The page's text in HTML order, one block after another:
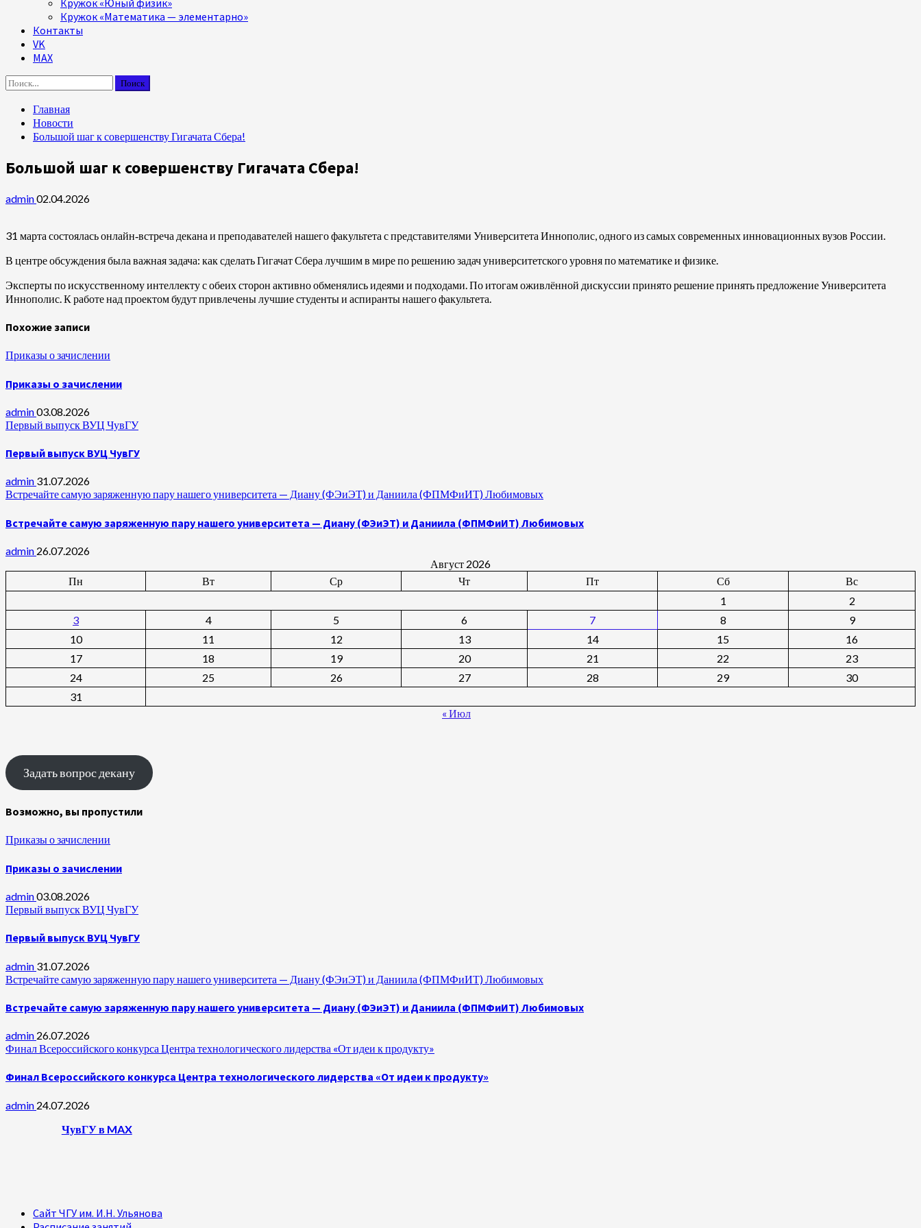
Кружок «Юный физик»
Кружок «Математика — элементарно»
Контакты
VK
MAX
Найти:
Главная
Новости
Большой шаг к совершенству Гигачата Сбера!
Большой шаг к совершенству Гигачата Сбера!
admin02.04.2026
31 марта состоялась онлайн‑встреча декана и преподавателей нашего факультета с представителями Университета Иннополис, одного из самых современных инновационных вузов России.
В центре обсуждения была важная задача: как сделать Гигачат Сбера лучшим в мире по решению задач университетского уровня по математике и физике.
Эксперты по искусственному интеллекту с обеих сторон активно обменялись идеями и подходами. По итогам оживлённой дискуссии принято решение принять предложение Университета
Иннополис. К работе над проектом будут привлечены лучшие студенты и аспиранты нашего факультета.
Похожие записи
Приказы о зачислении
Приказы о зачислении
admin03.08.2026
Первый выпуск ВУЦ ЧувГУ
Первый выпуск ВУЦ ЧувГУ
admin 31.07.2026
Встречайте самую заряженную пару нашего университета — Диану (ФЭиЭТ) и Даниила (ФПМФиИТ) Любимовых
Встречайте самую заряженную пару нашего университета — Диану (ФЭиЭТ) и Даниила (ФПМФиИТ) Любимовых
admin 26.07.2026
Август 2026
Пн
Вт Ср Чт Пт Сб
Вс
1
2
3
4 5 6 7 8
9
10
11 12 13 14 15
16
17
18 19 20 21 22
23
24
25 26 27 28 29
30
31
« Июл
Задать вопрос декану
Возможно, вы пропустили
Приказы о зачислении
Приказы о зачислении
admin03.08.2026
Первый выпуск ВУЦ ЧувГУ
Первый выпуск ВУЦ ЧувГУ
admin 31.07.2026
Встречайте самую заряженную пару нашего университета — Диану (ФЭиЭТ) и Даниила (ФПМФиИТ) Любимовых
Встречайте самую заряженную пару нашего университета — Диану (ФЭиЭТ) и Даниила (ФПМФиИТ) Любимовых
admin 26.07.2026
Финал Всероссийского конкурса Центра технологического лидерства «От идеи к продукту»
Финал Всероссийского конкурса Центра технологического лидерства «От идеи к продукту»
admin 24.07.2026
ЧувГУ в MAX
Сайт ЧГУ им. И.Н. Ульянова